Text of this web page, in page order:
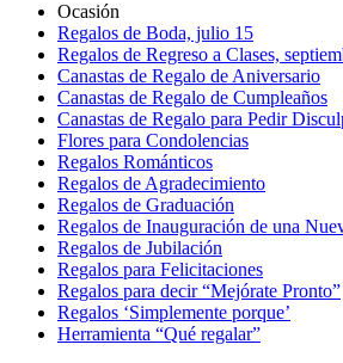
Ocasión
Regalos de Boda, julio 15
Regalos de Regreso a Clases,
Canastas de Regalo de Aniversario
Canastas de Regalo de Cumpleaños
Canastas de Regalo para Pedir
Flores para Condolencias
Regalos Románticos
Regalos de Agradecimiento
Regalos de Graduación
Regalos de Inauguración de una
Regalos de Jubilación
Regalos para Felicitaciones
Regalos para decir “Mejórate Pronto”
Regalos ‘Simplemente porque’
Herramienta “Qué regalar”